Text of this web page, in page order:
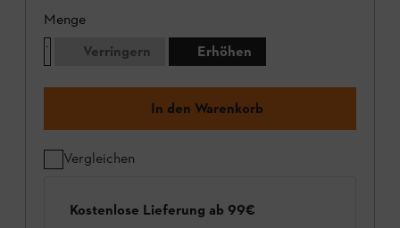
Menge
Verringern
Erhöhen
In den Warenkorb
Vergleichen
Kostenlose Lieferung ab 99€